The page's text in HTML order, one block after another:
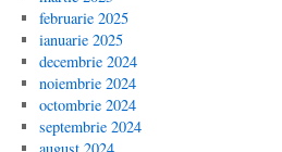
februarie 2025
ianuarie 2025
decembrie 2024
noiembrie 2024
octombrie 2024
septembrie 2024